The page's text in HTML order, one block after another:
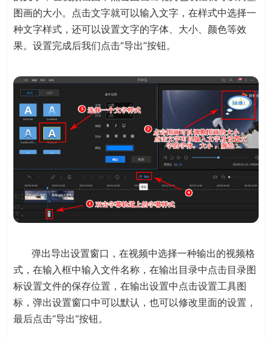
图画的大小。点击文字就可以输入文字，在样式中选择一
种文字样式，还可以设置文字的字体、大小、颜色等效
果。设置完成后我们点击“导出”按钮。
弹出导出设置窗口，在视频中选择一种输出的视频格
式，在输入框中输入文件名称，在输出目录中点击目录图
标设置文件的保存位置，在输出设置中点击设置工具图
标，弹出设置窗口中可以默认，也可以修改里面的设置，
最后点击“导出”按钮。